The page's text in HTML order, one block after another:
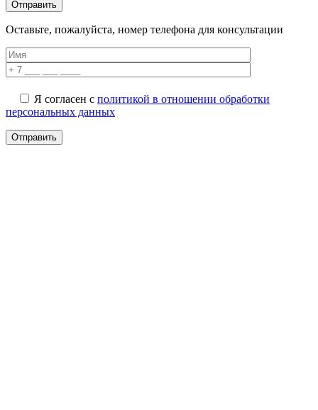
Оставьте, пожалуйста, номер телефона для консультации
Я согласен с политикой в отношении обработки
персональных данных